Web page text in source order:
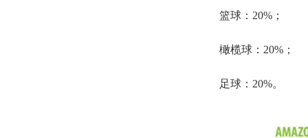
篮球：20%；
橄榄球：20%；
足球：20%。